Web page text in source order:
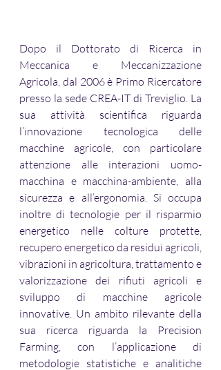
Dopo il Dottorato di Ricerca in
Meccanica e Meccanizzazione
Agricola, dal 2006 è Primo Ricercatore
presso la sede CREA-IT di Treviglio. La
sua attività scientifica riguarda
l’innovazione tecnologica delle
macchine agricole, con particolare
attenzione alle interazioni uomo-
macchina e macchina-ambiente, alla
sicurezza e all’ergonomia. Si occupa
inoltre di tecnologie per il risparmio
energetico nelle colture protette,
recupero energetico da residui agricoli,
vibrazioni in agricoltura, trattamento e
valorizzazione dei rifiuti agricoli e
sviluppo di macchine agricole
innovative. Un ambito rilevante della
sua ricerca riguarda la Precision
Farming, con l’applicazione di
metodologie statistiche e analitiche